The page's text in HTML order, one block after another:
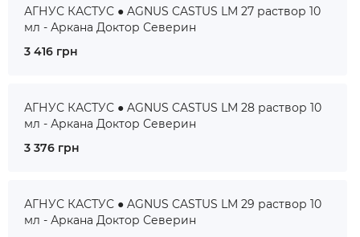
АГНУС КАСТУС ● AGNUS CASTUS LM 27 раствор 10
мл - Аркана Доктор Северин
3 416 грн
АГНУС КАСТУС ● AGNUS CASTUS LM 28 раствор 10
мл - Аркана Доктор Северин
3 376 грн
АГНУС КАСТУС ● AGNUS CASTUS LM 29 раствор 10
мл - Аркана Доктор Северин